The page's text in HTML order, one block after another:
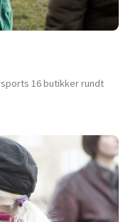
16 butikker rundt